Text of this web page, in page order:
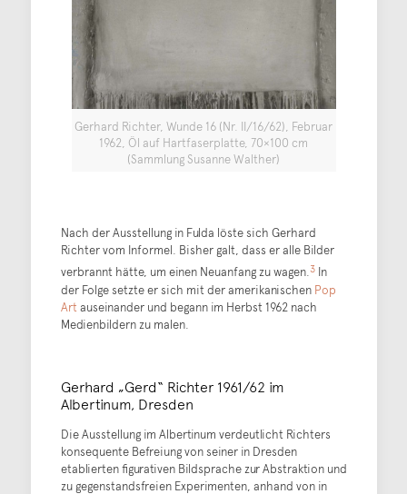
Gerhard Richter, Wunde 16 (Nr. II/16/62), Februar
1962, Öl auf Hartfaserplatte, 70×100 cm
(Sammlung Susanne Walther)
Nach der Ausstellung in Fulda löste sich Gerhard
Richter vom Informel. Bisher galt, dass er alle Bilder
verbrannt hätte, um einen Neuanfang zu wagen.3In
der Folge setzte er sich mit der amerikanischen Pop
Artauseinander und begann im Herbst 1962 nach
Medienbildern zu malen.
Gerhard „Gerd“ Richter 1961/62 im
Albertinum, Dresden
Die Ausstellung im Albertinum verdeutlicht Richters
konsequente Befreiung von seiner in Dresden
etablierten figurativen Bildsprache zur Abstraktion und
zu gegenstandsfreien Experimenten, anhand von in